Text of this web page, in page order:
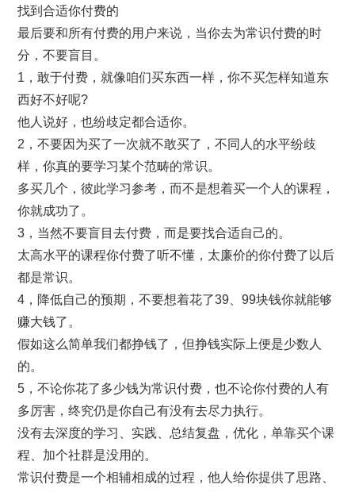
找到合适你付费的
最后要和所有付费的用户来说，当你去为常识付费的时
分，不要盲目。
1，敢于付费，就像咱们买东西一样，你不买怎样知道东
西好不好呢?
他人说好，也纷歧定都合适你。
2，不要因为买了一次就不敢买了，不同人的水平纷歧
样，你真的要学习某个范畴的常识。
多买几个，彼此学习参考，而不是想着买一个人的课程，
你就成功了。
3，当然不要盲目去付费，而是要找合适自己的。
太高水平的课程你付费了听不懂，太廉价的你付费了以后
都是常识。
4，降低自己的预期，不要想着花了39、99块钱你就能够
赚大钱了。
假如这么简单我们都挣钱了，但挣钱实际上便是少数人
的。
5，不论你花了多少钱为常识付费，也不论你付费的人有
多厉害，终究仍是你自己有没有去尽力执行。
没有去深度的学习、实践、总结复盘，优化，单靠买个课
程、加个社群是没用的。
常识付费是一个相辅相成的过程，他人给你提供了思路、